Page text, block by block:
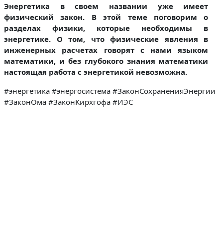
Энергетика в своем названии уже имеет
физический закон. В этой теме поговорим о
разделах физики, которые необходимы в
энергетике. О том, что физические явления в
инженерных расчетах говорят с нами языком
математики, и без глубокого знания математики
настоящая работа с энергетикой невозможна.
#энергетика #энергосистема #ЗаконСохраненияЭнергии
#ЗаконОма #ЗаконКирхгофа #ИЭС